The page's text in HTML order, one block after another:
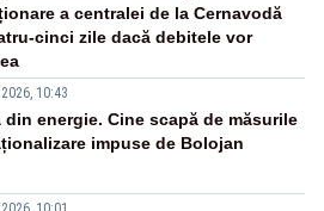
a centralei de la Cernavodă
cinci zile dacă debitele vor
10:43
din energie. Cine scapă de măsurile
impuse de Bolojan